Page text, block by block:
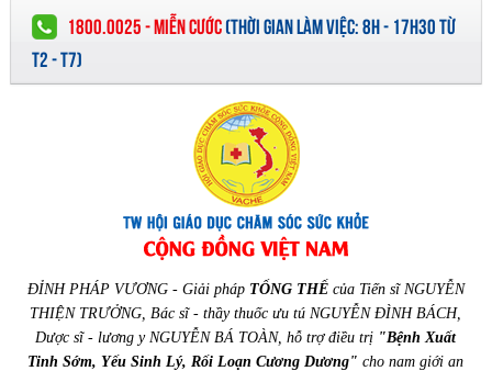
1800.0025 - MIỄN CƯỚC(THỜI GIAN LÀM VIỆC:8H - 17H30 TỪ
T2 - T7)
ĐỈNH PHÁP VƯƠNG - Giải pháp TỔNG THỂcủa Tiến sĩ NGUYỄN
THIỆN TRƯỞNG, Bác sĩ - thầy thuốc ưu tú NGUYỄN ĐÌNH BÁCH,
Dược sĩ - lương y NGUYỄN BÁ TOÀN, hỗ trợ điều trị "Bệnh Xuất
Tinh Sớm, Yếu Sinh Lý, Rối Loạn Cương Dương" cho nam giới an